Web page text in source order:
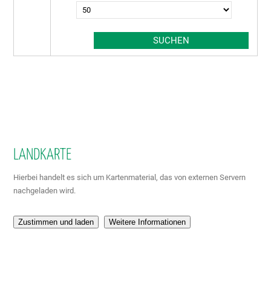
LANDKARTE
Hierbei handelt es sich um Kartenmaterial, das von externen Servern
nachgeladen wird.
Zustimmen und laden Weitere Informationen